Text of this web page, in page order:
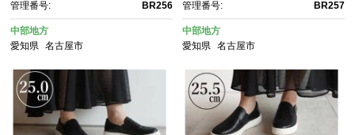
管理番号:
BR256
中部地方
愛知県
名古屋市
管理番号:
BR257
中部地方
愛知県 名古屋市